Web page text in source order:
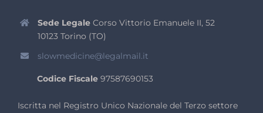
Sede LegaleCorso Vittorio Emanuele II, 52
10123 Torino (TO)
slowmedicine@legalmail.it
Codice Fiscale97587690153
Iscritta nel Registro Unico Nazionale del Terzo settore